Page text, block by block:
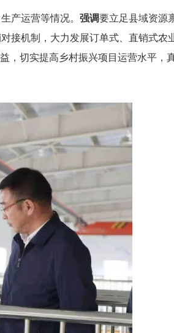
产运营等情况。 强调要立足县域资源
接机制，大力发展订单式、直销式农
，切实提高乡村振兴项目运营水平，